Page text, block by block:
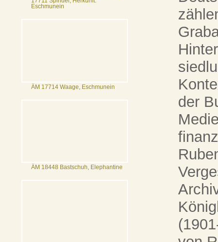
Eschmunein
ÄM 17714 Waage, Eschmunein
ÄM 18448 Bastschuh, Elephantine
der